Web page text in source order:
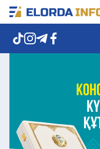
Елорда жаңалықтары
Саясат
Әлеумет